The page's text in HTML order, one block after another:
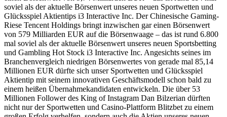
soviel als der aktuelle Börsenwert unseres neuen Sportwetten und
Glücksspiel Aktientips i3 Interactive Inc. Der Chinesische Gaming-
Riese Tencent Holdings bringt inzwischen gar einen Börsenwert
von 579 Milliarden EUR auf die Börsenwaage – das ist rund 6.800
mal soviel als der aktuelle Börsenwert unseres neuen Sportsbetting
und Gambling Hot Stock i3 Interactive Inc. Angesichts seines im
Branchenvergleich niedrigen Börsenwertes von gerade mal 85,14
Millionen EUR dürfte sich unser Sportwetten und Glücksspiel
Aktientip mit seinem innovativen Geschäftsmodell schon bald zu
einem heißen Übernahmekandidaten entwickeln. Die über 53
Millionen Follower des King of Instagram Dan Bilzerian dürften
nicht nur der Sportwetten und Casino-Plattform Blitzbet zu einem